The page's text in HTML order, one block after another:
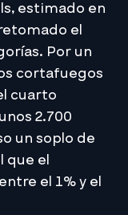
estimado en
el
Por un
cortafuegos
cuarto
2.700
un soplo de
que el
el 1% y el